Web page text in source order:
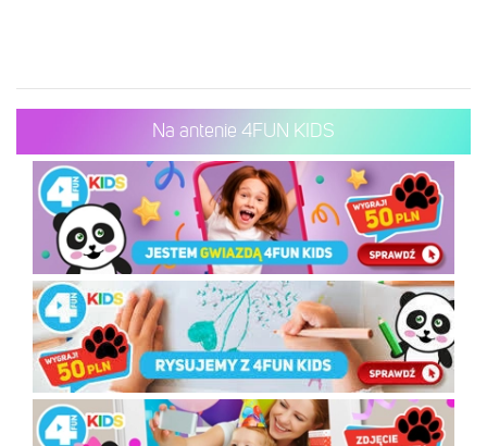
Na antenie 4FUN KIDS